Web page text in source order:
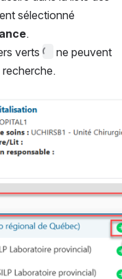
sélectionné
.
verts
ne peuvent